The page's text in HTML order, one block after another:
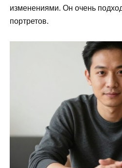
изменениями. Он очень
портретов.